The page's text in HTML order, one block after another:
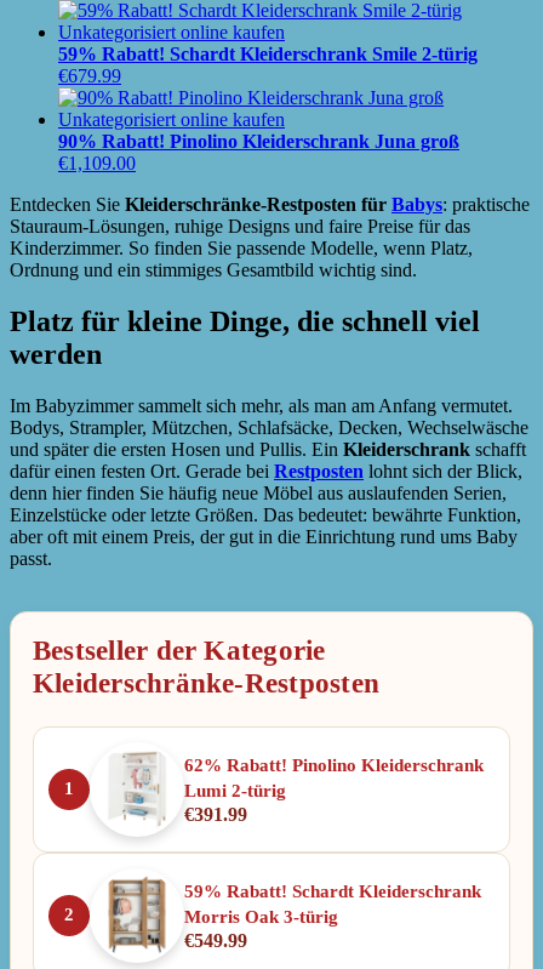
59% Rabatt! Schardt Kleiderschrank Smile 2-türig
€679.99
90% Rabatt! Pinolino Kleiderschrank Juna groß
€1,109.00
Entdecken Sie Kleiderschränke-Restposten für Babys: praktische
Stauraum-Lösungen, ruhige Designs und faire Preise für das
Kinderzimmer. So finden Sie passende Modelle, wenn Platz,
Ordnung und ein stimmiges Gesamtbild wichtig sind.
Platz für kleine Dinge, die schnell viel
werden
Im Babyzimmer sammelt sich mehr, als man am Anfang vermutet.
Bodys, Strampler, Mützchen, Schlafsäcke, Decken, Wechselwäsche
und später die ersten Hosen und Pullis. Ein Kleiderschrank schafft
dafür einen festen Ort. Gerade bei Restposten lohnt sich der Blick,
denn hier finden Sie häufig neue Möbel aus auslaufenden Serien,
Einzelstücke oder letzte Größen. Das bedeutet: bewährte Funktion,
aber oft mit einem Preis, der gut in die Einrichtung rund ums Baby
passt.
Bestseller der Kategorie
Kleiderschränke-Restposten
1
62% Rabatt! Pinolino Kleiderschrank
Lumi 2-türig
€391.99
2
59% Rabatt! Schardt Kleiderschrank
Morris Oak 3-türig
€549.99